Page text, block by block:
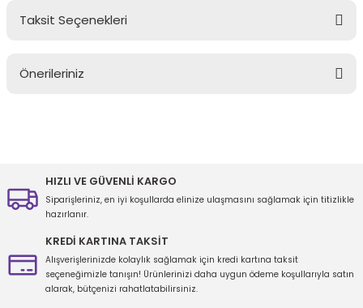
Taksit Seçenekleri
Önerileriniz
Ürün resmi kalitesiz, bozuk veya görüntülenemiyor.
Ürün bilgilerinde hatalar bulunuyor.
Ürün fiyatı diğer sitelerden daha pahalı.
HIZLI VE GÜVENLİ KARGO
Siparişleriniz, en iyi koşullarda elinize ulaşmasını sağlamak için titizlikle
hazırlanır.
KREDİ KARTINA TAKSİT
Alışverişlerinizde kolaylık sağlamak için kredi kartına taksit
seçeneğimizle tanışın! Ürünlerinizi daha uygun ödeme koşullarıyla satın
alarak, bütçenizi rahatlatabilirsiniz.